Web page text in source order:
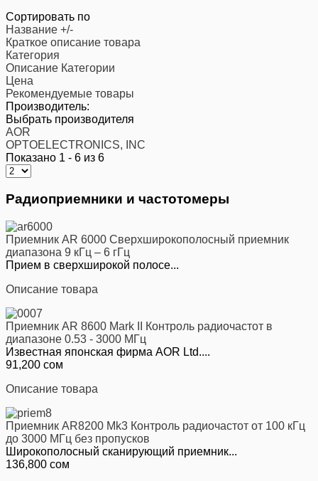
Сортировать по
Название +/-
Краткое описание товара
Категория
Описание Категории
Цена
Рекомендуемые товары
Производитель:
Выбрать производителя
AOR
OPTOELECTRONICS, INC
Показано 1 - 6 из 6
Радиоприемники и частотомеры
Приемник AR 6000 Cверхширокополосный приемник
диапазона 9 кГц – 6 гГц
Прием в сверхширокой полосе...
Описание товара
Приемник AR 8600 Mark II Контроль радиочастот в
диапазоне 0.53 - 3000 МГц
Известная японская фирма AOR Ltd....
91,200 сом
Описание товара
Приемник AR8200 Mk3 Контроль радиочастот от 100 кГц
до 3000 МГц без пропусков
Широкополосный сканирующий приемник...
136,800 сом